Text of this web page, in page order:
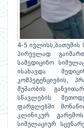
4-5 ივლისს,ბათუმის
პირველად
სამედიცინო
ისახავდა
კომპეტენციების,
მუშაობის
სწავლების
ფარგლებში
კლინიკურ
სიმულაციურ